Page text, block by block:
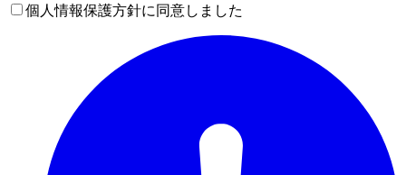
個人情報保護方針に同意しました